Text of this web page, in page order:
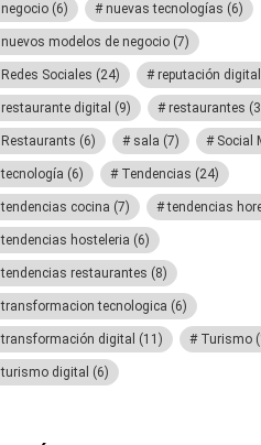
negocio (6) nuevas tecnologías (6)
nuevos modelos de negocio (7)
Redes Sociales (24) reputación digital
restaurante digital (9) restaurantes
Restaurants (6) sala (7) Social
tecnología (6) Tendencias (24)
tendencias cocina (7) tendencias
tendencias hosteleria (6)
tendencias restaurantes (8)
transformacion tecnologica (6)
transformación digital (11) Turismo
turismo digital (6)